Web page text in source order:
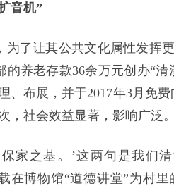
音机”
为了让其公共文化属性发挥
养老存款36余万元创办“
、布展，并于2017年3月免
，社会效益显著，影响广泛。
家之基。’这两句是我们
在博物馆“道德讲堂”为村